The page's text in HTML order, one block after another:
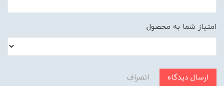
امتیاز شما به محصول
ارسال دیدگاه انصراف